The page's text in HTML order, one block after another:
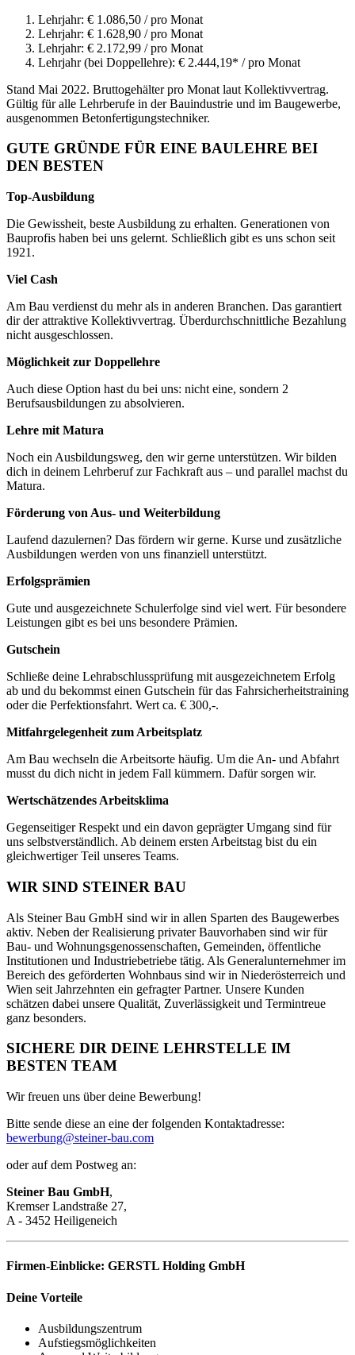
Lehrjahr: € 1.086,50 / pro Monat
Lehrjahr: € 1.628,90 / pro Monat
Lehrjahr: € 2.172,99 / pro Monat
Lehrjahr (bei Doppellehre): € 2.444,19* / pro Monat
Stand Mai 2022. Bruttogehälter pro Monat laut Kollektivvertrag.
Gültig für alle Lehrberufe in der Bauindustrie und im Baugewerbe,
ausgenommen Betonfertigungstechniker.
GUTE GRÜNDE FÜR EINE BAULEHRE BEI
DEN BESTEN
Top-Ausbildung
Die Gewissheit, beste Ausbildung zu erhalten. Generationen von
Bauprofis haben bei uns gelernt. Schließlich gibt es uns schon seit
1921.
Viel Cash
Am Bau verdienst du mehr als in anderen Branchen. Das garantiert
dir der attraktive Kollektivvertrag. Überdurchschnittliche Bezahlung
nicht ausgeschlossen.
Möglichkeit zur Doppellehre
Auch diese Option hast du bei uns: nicht eine, sondern 2
Berufsausbildungen zu absolvieren.
Lehre mit Matura
Noch ein Ausbildungsweg, den wir gerne unterstützen. Wir bilden
dich in deinem Lehrberuf zur Fachkraft aus – und parallel machst du
Matura.
Förderung von Aus- und Weiterbildung
Laufend dazulernen? Das fördern wir gerne. Kurse und zusätzliche
Ausbildungen werden von uns finanziell unterstützt.
Erfolgsprämien
Gute und ausgezeichnete Schulerfolge sind viel wert. Für besondere
Leistungen gibt es bei uns besondere Prämien.
Gutschein
Schließe deine Lehrabschlussprüfung mit ausgezeichnetem Erfolg
ab und du bekommst einen Gutschein für das Fahrsicherheitstraining
oder die Perfektionsfahrt. Wert ca. € 300,-.
Mitfahrgelegenheit zum Arbeitsplatz
Am Bau wechseln die Arbeitsorte häufig. Um die An- und Abfahrt
musst du dich nicht in jedem Fall kümmern. Dafür sorgen wir.
Wertschätzendes Arbeitsklima
Gegenseitiger Respekt und ein davon geprägter Umgang sind für
uns selbstverständlich. Ab deinem ersten Arbeitstag bist du ein
gleichwertiger Teil unseres Teams.
WIR SIND STEINER BAU
Als Steiner Bau GmbH sind wir in allen Sparten des Baugewerbes
aktiv. Neben der Realisierung privater Bauvorhaben sind wir für
Bau- und Wohnungsgenossenschaften, Gemeinden, öffentliche
Institutionen und Industriebetriebe tätig. Als Generalunternehmer im
Bereich des geförderten Wohnbaus sind wir in Niederösterreich und
Wien seit Jahrzehnten ein gefragter Partner. Unsere Kunden
schätzen dabei unsere Qualität, Zuverlässigkeit und Termintreue
ganz besonders.
SICHERE DIR DEINE LEHRSTELLE IM
BESTEN TEAM
Wir freuen uns über deine Bewerbung!
Bitte sende diese an eine der folgenden Kontaktadresse:
bewerbung@steiner-bau.com
oder auf dem Postweg an:
Steiner Bau GmbH,
Kremser Landstraße 27,
A - 3452 Heiligeneich
Firmen-Einblicke: GERSTL Holding GmbH
Deine Vorteile
Ausbildungszentrum
Aufstiegsmöglichkeiten